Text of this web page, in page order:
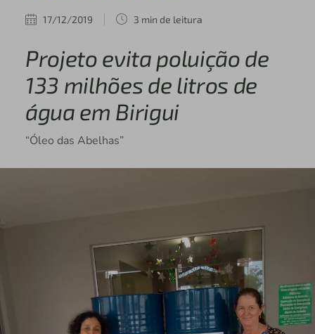
17/12/2019 3 min de leitura
Projeto evita poluição de
133 milhões de litros de
água em Birigui
“Óleo das Abelhas”